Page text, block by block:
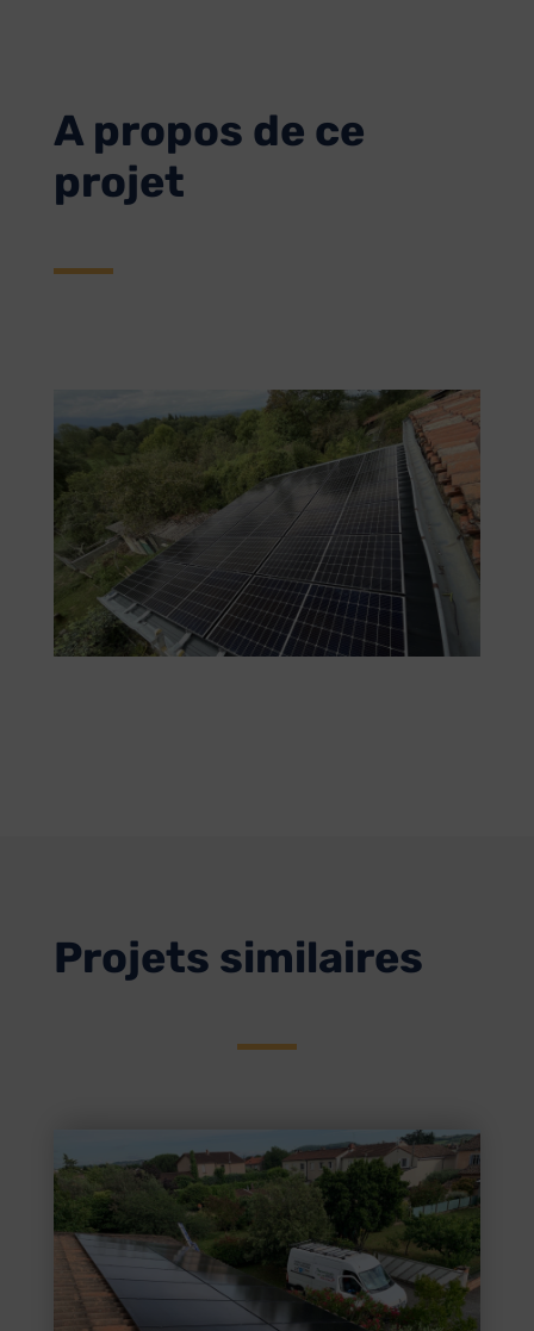
A propos de ce
projet
Projets similaires